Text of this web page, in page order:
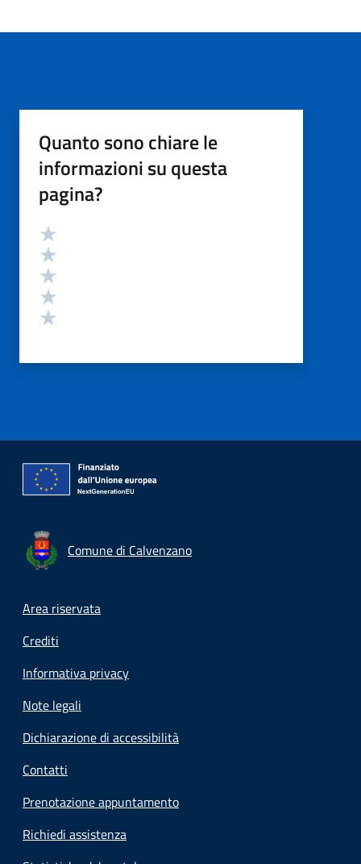
Quanto sono chiare le
informazioni su questa
pagina?
Valutazione
Comune di Calvenzano
Footer menu
Area riservata
Crediti
Informativa privacy
Note legali
Dichiarazione di accessibilità
Contatti
Prenotazione appuntamento
Richiedi assistenza